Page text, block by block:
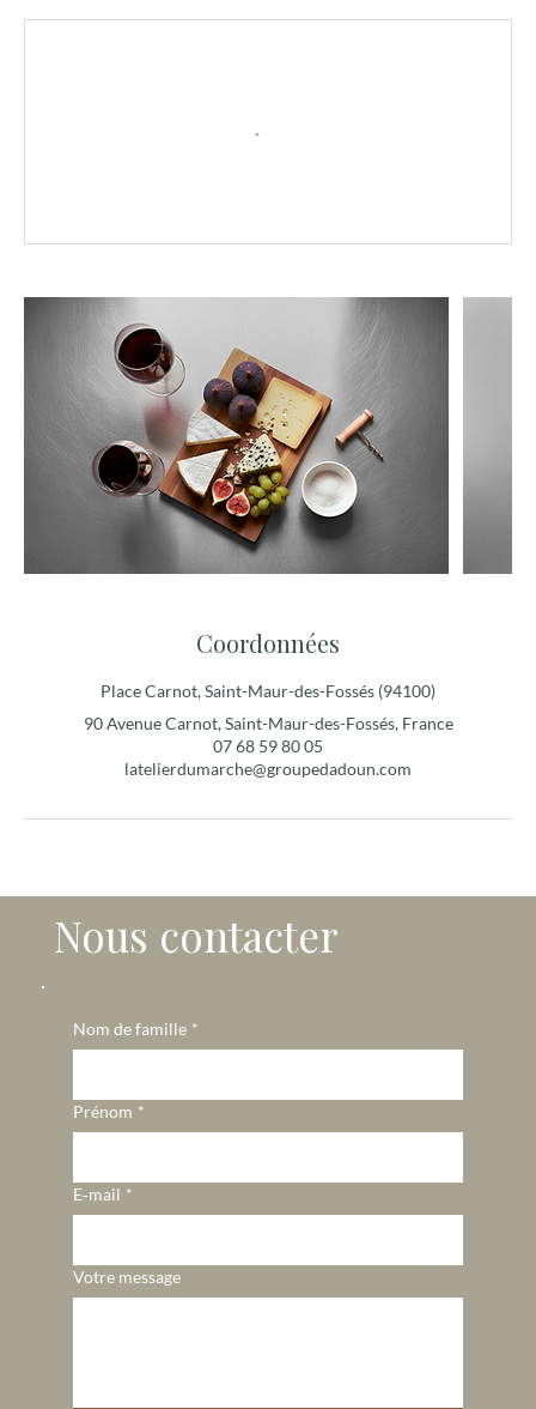
Coordonnées
Place Carnot, Saint-Maur-des-Fossés (94100)
90 Avenue Carnot, Saint-Maur-des-Fossés, France
07 68 59 80 05
latelierdumarche@groupedadoun.com
Nous contacter
Nom de famille *
Prénom *
E‑mail *
Votre message